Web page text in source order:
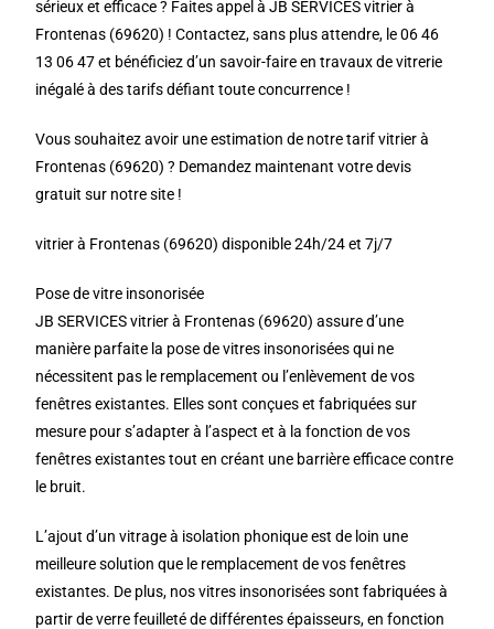
sérieux et efficace ? Faites appel à JB SERVICES vitrier à
Frontenas (69620) ! Contactez, sans plus attendre, le 06 46
13 06 47 et bénéficiez d’un savoir-faire en travaux de vitrerie
inégalé à des tarifs défiant toute concurrence !
Vous souhaitez avoir une estimation de notre tarif vitrier à
Frontenas (69620) ? Demandez maintenant votre devis
gratuit sur notre site !
vitrier à Frontenas (69620) disponible 24h/24 et 7j/7
Pose de vitre insonorisée
JB SERVICES vitrier à Frontenas (69620) assure d’une
manière parfaite la pose de vitres insonorisées qui ne
nécessitent pas le remplacement ou l’enlèvement de vos
fenêtres existantes. Elles sont conçues et fabriquées sur
mesure pour s’adapter à l’aspect et à la fonction de vos
fenêtres existantes tout en créant une barrière efficace contre
le bruit.
L’ajout d’un vitrage à isolation phonique est de loin une
meilleure solution que le remplacement de vos fenêtres
existantes. De plus, nos vitres insonorisées sont fabriquées à
partir de verre feuilleté de différentes épaisseurs, en fonction